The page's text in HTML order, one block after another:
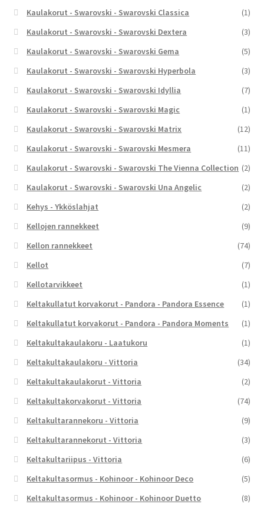
Kaulakorut - Swarovski - Swarovski Classica
(1)
Kaulakorut - Swarovski - Swarovski Dextera
(3)
Kaulakorut - Swarovski - Swarovski Gema
(5)
Kaulakorut - Swarovski - Swarovski Hyperbola
(3)
Kaulakorut - Swarovski - Swarovski Idyllia
(7)
Kaulakorut - Swarovski - Swarovski Magic
(1)
Kaulakorut - Swarovski - Swarovski Matrix
(12)
Kaulakorut - Swarovski - Swarovski Mesmera
(11)
Kaulakorut - Swarovski - Swarovski The Vienna Collection (2)
Kaulakorut - Swarovski - Swarovski Una Angelic
(2)
Kehys - Ykköslahjat
(2)
Kellojen rannekkeet
(9)
Kellon rannekkeet
(74)
Kellot
(7)
Kellotarvikkeet
(1)
Keltakullatut korvakorut - Pandora - Pandora Essence
(1)
Keltakullatut korvakorut - Pandora - Pandora Moments
(1)
Keltakultakaulakoru - Laatukoru
(1)
Keltakultakaulakoru - Vittoria
(34)
Keltakultakaulakorut - Vittoria
(2)
Keltakultakorvakorut - Vittoria
(74)
Keltakultarannekoru - Vittoria
(9)
Keltakultarannekorut - Vittoria
(3)
Keltakultariipus - Vittoria
(6)
Keltakultasormus - Kohinoor - Kohinoor Deco
(5)
Keltakultasormus - Kohinoor - Kohinoor Duetto
(8)